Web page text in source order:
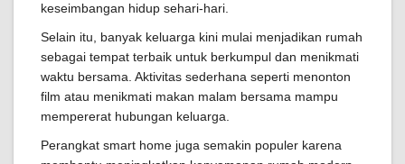
keseimbangan hidup sehari-hari.
Selain itu, banyak keluarga kini mulai menjadikan rumah
sebagai tempat terbaik untuk berkumpul dan menikmati
waktu bersama. Aktivitas sederhana seperti menonton
film atau menikmati makan malam bersama mampu
mempererat hubungan keluarga.
Perangkat smart home juga semakin populer karena